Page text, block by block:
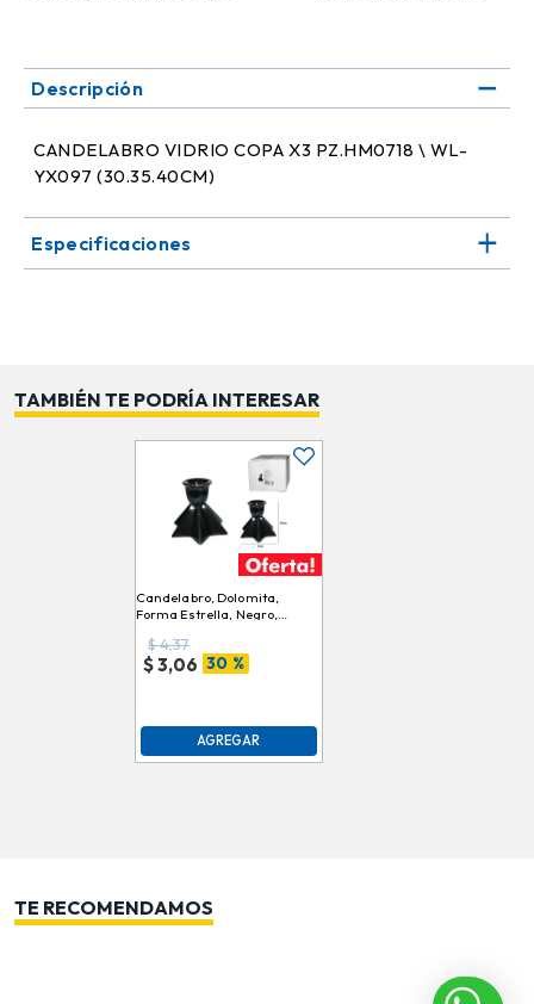
Descripción
CANDELABRO VIDRIO COPA X3 PZ.HM0718 \ WL-
YX097 (30.35.40CM)
Especificaciones
TAMBIÉN TE PODRÍA INTERESAR
Candelabro, Dolomita,
Forma Estrella, Negro,
$4,37
$3,06 30 %
AGREGAR
TE RECOMENDAMOS